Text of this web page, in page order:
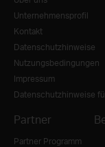
Unternehmensprofil
Kontakt
Datenschutzhinweise
Nutzungsbedingungen
Impressum
Datenschutzhinweise
Partner
Partner Programm